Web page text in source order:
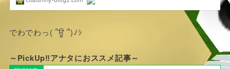
でわでわっ( ՞ਊ ՞)ﾉｼ
～PickUp‼アナタにおススメ記事～